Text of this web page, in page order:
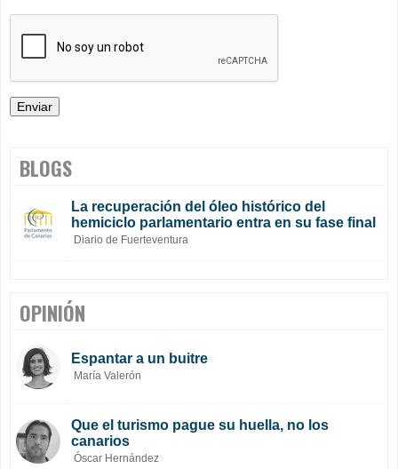
BLOGS
La recuperación del óleo histórico del
hemiciclo parlamentario entra en su fase final
Diario de Fuerteventura
OPINIÓN
Espantar a un buitre
María Valerón
Que el turismo pague su huella, no los
canarios
Óscar Hernández